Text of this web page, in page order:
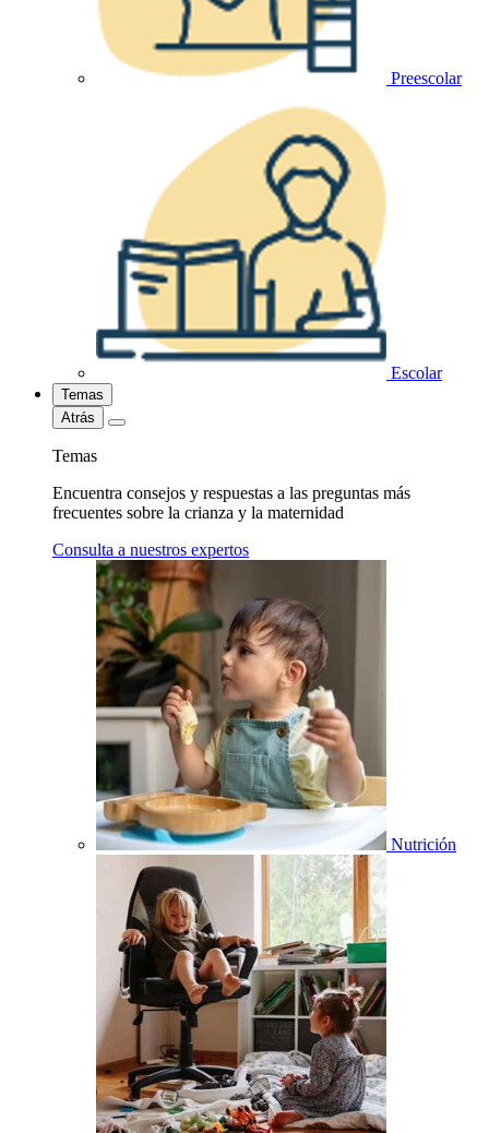
Preescolar
Escolar
Temas
Atrás
Temas
Encuentra consejos y respuestas a las preguntas más
frecuentes sobre la crianza y la maternidad
Consulta a nuestros expertos
Nutrición